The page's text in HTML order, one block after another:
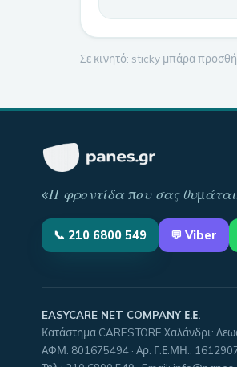
Σε κινητό: sticky μπάρα
«Η φροντίδα που σας θυμάται
📞 210 6800 549 💬 Viber
EASYCARE NET COMPANY Ε.Ε.
Κατάστημα CARESTORE Χαλάνδρι:
ΑΦΜ: 801675494 · Αρ. Γ.Ε.ΜΗ.: